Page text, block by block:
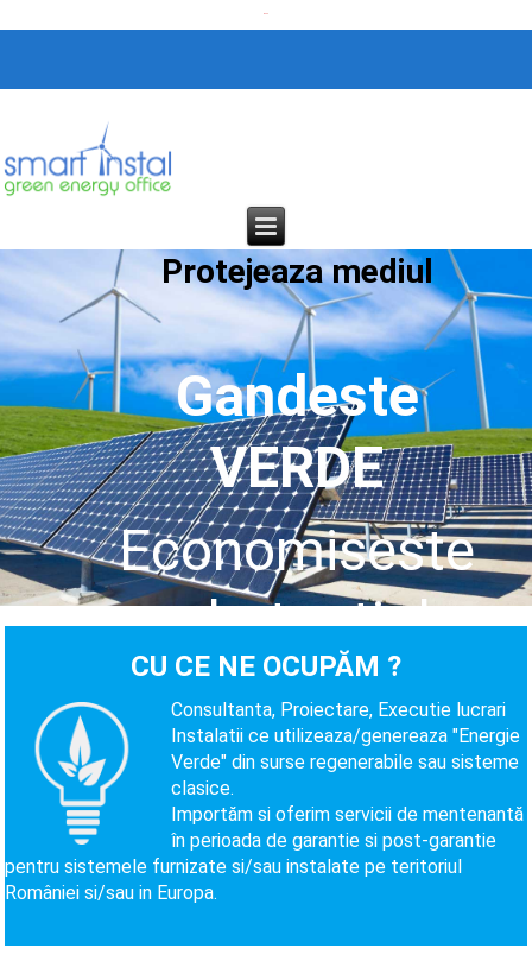
Calitate germana
CU CE NE OCUPĂM ?
Consultanta, Proiectare, Executie lucrari
Instalatii ce utilizeaza/genereaza "Energie
Verde" din surse regenerabile sau sisteme
clasice.
Importăm si oferim servicii de mentenantă
în perioada de garantie si post-garantie
pentru sistemele furnizate si/sau instalate pe teritoriul
României si/sau in Europa.